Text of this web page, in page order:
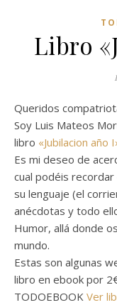
Libro
Queridos
Soy Luis Mateos
libro «Jubilacion año
Es mi deseo de
cual podéis
su lenguaje (el
anécdotas y todo
Humor, allá donde
mundo.
Estas son algunas
libro en ebook por
TODOEBOOK Ver